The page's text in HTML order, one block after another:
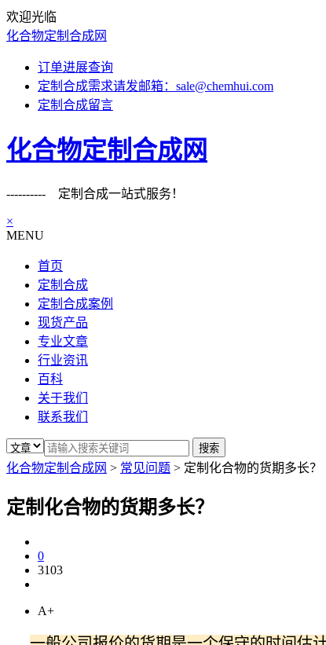
欢迎光临
化合物定制合成网
订单进展查询
定制合成需求请发邮箱：sale@chemhui.com
定制合成留言
化合物定制合成网
---------- 定制合成一站式服务！
×
MENU
首页
定制合成
定制合成案例
现货产品
专业文章
行业资讯
百科
关于我们
联系我们
化合物定制合成网 > 常见问题 > 定制化合物的货期多长？
定制化合物的货期多长？
0
3103
A+